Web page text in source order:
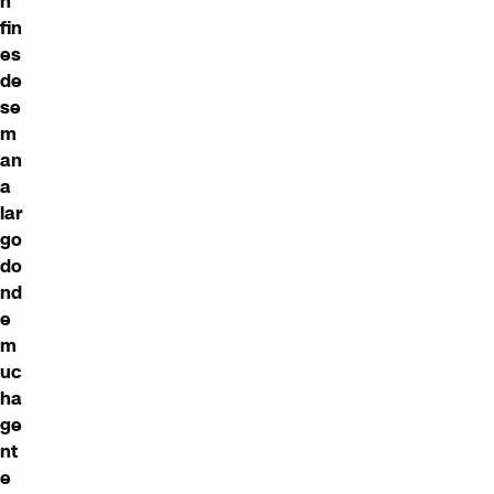
fin
es
de
se
m
an
a
lar
go
do
nd
e
m
uc
ha
ge
nt
e